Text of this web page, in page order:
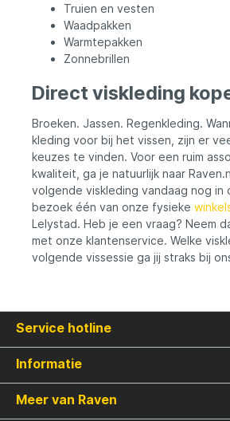
Truien en vesten
Waadpakken
Warmtepakken
Zonnebrillen
Direct viskleding
Broeken. Jassen. Regenkleding.
kleding voor bij het vissen, zijn er
keuzes te vinden. Voor een ruim
kwaliteit, ga je natuurlijk naar
volgende viskleding vandaag nog in
bezoek één van onze fysieke
Lelystad. Heb je een vraag? Neem
met onze klantenservice. Welke
volgende vissessie ga jij straks bij
Service hotline
Informatie
Meer van Raven